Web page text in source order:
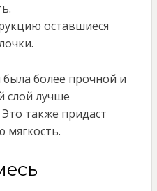
оставшиеся
более прочной и
слой лучше
также придаст
мягкость.